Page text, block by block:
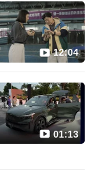
12:04
01:13